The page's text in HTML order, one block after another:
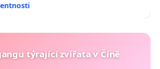
týrající zvířata v Číně